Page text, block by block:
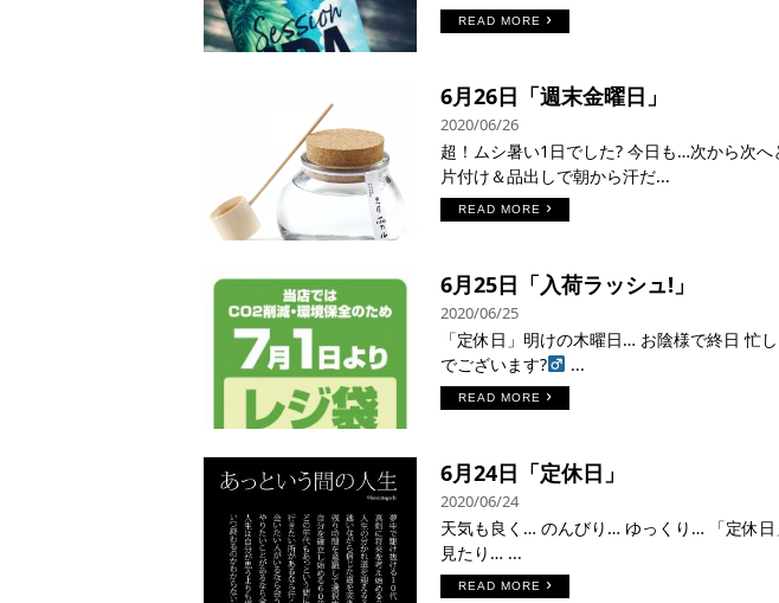
READ MORE
6月26日「週末金曜日」
2020/06/26
超！ムシ暑い1日でした? 今日も…次から次
片付け＆品出しで朝から汗だ...
READ MORE
6月25日「入荷ラッシュ!」
2020/06/25
「定休日」明けの木曜日… お陰様で終日 忙
でございます?‍
...
READ MORE
6月24日「定休日」
2020/06/24
天気も良く… のんびり… ゆっくり… 「定休
見たり… ...
READ MORE